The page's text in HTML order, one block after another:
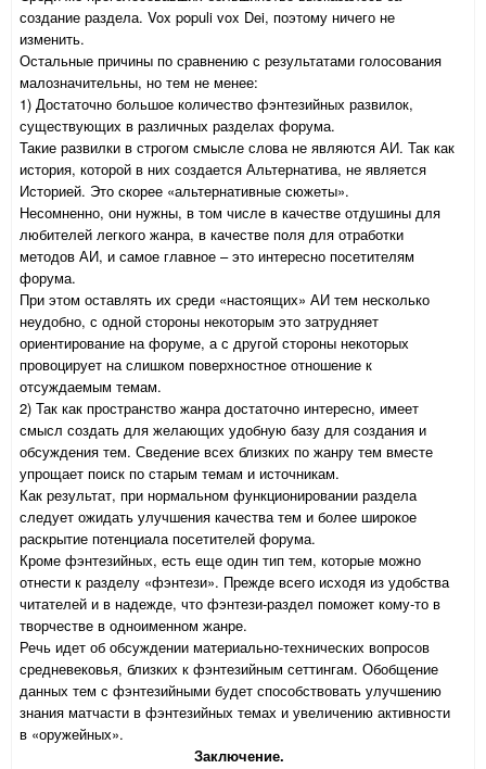
создание раздела. Vox populi vox Dei, поэтому ничего не
изменить.
Остальные причины по сравнению с результатами голосования
малозначительны, но тем не менее:
1) Достаточно большое количество фэнтезийных развилок,
существующих в различных разделах форума.
Такие развилки в строгом смысле слова не являются АИ. Так как
история, которой в них создается Альтернатива, не является
Историей. Это скорее «альтернативные сюжеты».
Несомненно, они нужны, в том числе в качестве отдушины для
любителей легкого жанра, в качестве поля для отработки
методов АИ, и самое главное – это интересно посетителям
форума.
При этом оставлять их среди «настоящих» АИ тем несколько
неудобно, с одной стороны некоторым это затрудняет
ориентирование на форуме, а с другой стороны некоторых
провоцирует на слишком поверхностное отношение к
отсуждаемым темам.
2) Так как пространство жанра достаточно интересно, имеет
смысл создать для желающих удобную базу для создания и
обсуждения тем. Сведение всех близких по жанру тем вместе
упрощает поиск по старым темам и источникам.
Как результат, при нормальном функционировании раздела
следует ожидать улучшения качества тем и более широкое
раскрытие потенциала посетителей форума.
Кроме фэнтезийных, есть еще один тип тем, которые можно
отнести к разделу «фэнтези». Прежде всего исходя из удобства
читателей и в надежде, что фэнтези-раздел поможет кому-то в
творчестве в одноименном жанре.
Речь идет об обсуждении материально-технических вопросов
средневековья, близких к фэнтезийным сеттингам. Обобщение
данных тем с фэнтезийными будет способствовать улучшению
знания матчасти в фэнтезийных темах и увеличению активности
в «оружейных».
Заключение.